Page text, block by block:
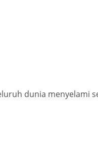
dunia menyelami